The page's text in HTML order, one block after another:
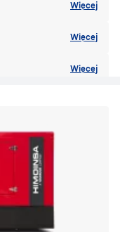
Więcej
Więcej
Więcej